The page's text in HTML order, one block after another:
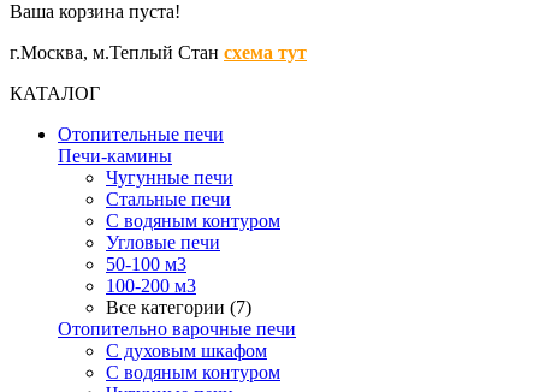
Ваша корзина пуста!
г.Москва, м.Теплый Стан схема тут
КАТАЛОГ
Отопительные печи
Печи-камины
Чугунные печи
Стальные печи
С водяным контуром
Угловые печи
50-100 м3
100-200 м3
Все категории (7)
Отопительно варочные печи
С духовым шкафом
С водяным контуром